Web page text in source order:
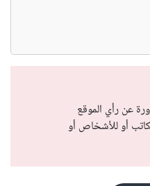
عن رأي الموقع
أو للأشخاص أو